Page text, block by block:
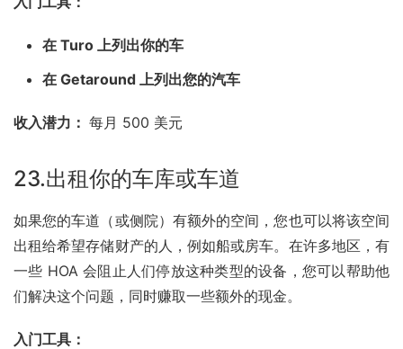
在 Turo 上列出你的车
在 Getaround 上列出您的汽车
收入潜力： 每月 500 美元
23.出租你的车库或车道
如果您的车道（或侧院）有额外的空间，您也可以将该空间
出租给希望存储财产的人，例如船或房车。在许多地区，有
一些 HOA 会阻止人们停放这种类型的设备，您可以帮助他
们解决这个问题，同时赚取一些额外的现金。
入门工具：